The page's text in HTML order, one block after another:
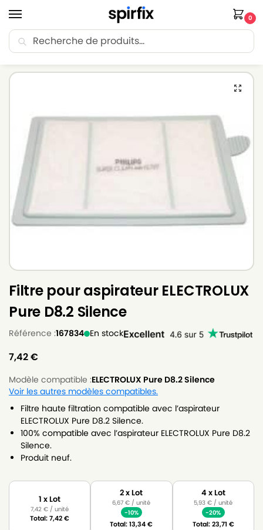
0
🚚 Livraison Point Relais offerte dès 30€ d’achat.
Filtre pour aspirateur ELECTROLUX
Pure D8.2 Silence
Référence :167834 En stock
7,42€
Modèle compatible :ELECTROLUX Pure D8.2 Silence
Voir les autres modèles compatibles.
Filtre haute filtration compatible avec l’aspirateur
ELECTROLUX Pure D8.2 Silence.
100% compatible avec l’aspirateur ELECTROLUX Pure D8.2
Silence.
Produit neuf.
1 x Lot
7,42€ / unité
Total:7,42€
2 x Lot
6,67€ / unité
-10%
Total:13,34€
4 x Lot
5,93€ / unité
-20%
Total:23,71 €